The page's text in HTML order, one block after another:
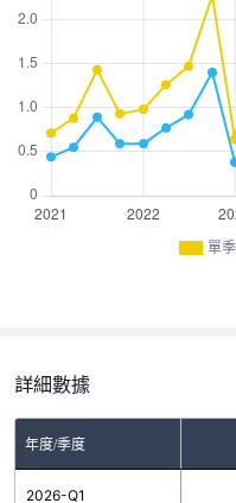
單
詳細數據
年度/季度
2026-Q1